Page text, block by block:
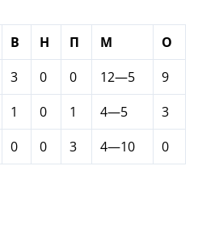
В Н П М
О
3 0 0 12—5
9
1 0 1 4—5
3
0 0 3 4—10 0